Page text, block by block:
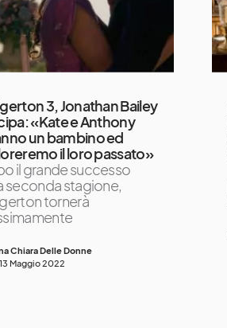
3, Jonathan Bailey
«Kate e Anthony
un bambino ed
il loro passato»
il grande successo
seconda stagione,
tornerà
Chiara Delle Donne
13 Maggio 2022